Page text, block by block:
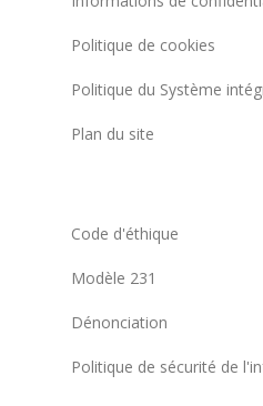
Politique de cookies
Politique du Système
Plan du site
Code d'éthique
Modèle 231
Dénonciation
Politique de sécurité de